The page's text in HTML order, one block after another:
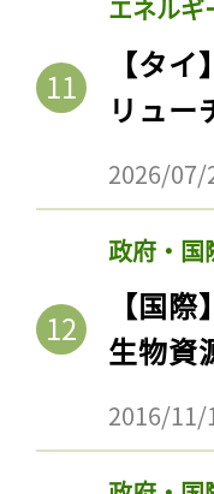
エネルギ
【タ
リュー
2026/07/
政府・国
【国
生物資
2016/11/